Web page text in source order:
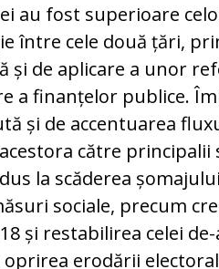
au fost superioare
între cele două țări,
și de aplicare a unor
a finanțelor publice.
și de accentuarea
către principalii
la scăderea
sociale, precum
și restabilirea celei
erodării